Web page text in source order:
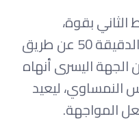
بقوة،
وتمكن من إدراك التعادل في الدقيقة 50 عن طريق
اليسرى أنهاه
النمساوي، ليعيد
المواجهة.